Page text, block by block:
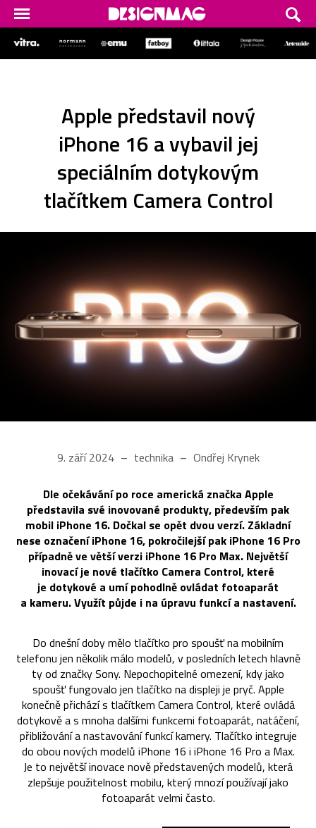
Apple představil nový
iPhone 16 a vybavil jej
speciálním dotykovým
tlačítkem Camera Control
9. září 2024 technika Ondřej Krynek
Dle očekávání po roce americká značka Apple
představila své inovované produkty, především pak
mobil iPhone 16. Dočkal se opět dvou verzí. Základní
nese označení iPhone 16, pokročilejší pak iPhone 16 Pro
případně ve větší verzi iPhone 16 Pro Max. Největší
inovací je nové tlačítko Camera Control, které
je dotykové a umí pohodlně ovládat fotoaparát
a kameru. Využít půjde i na úpravu funkcí a nastavení.
Do dnešní doby mělo tlačítko pro spoušť na mobilním
telefonu jen několik málo modelů, v posledních letech hlavně
ty od značky Sony. Nepochopitelné omezení, kdy jako
spoušť fungovalo jen tlačítko na displeji je pryč. Apple
konečně přichází s tlačítkem Camera Control, které ovládá
dotykově a s mnoha dalšími funkcemi fotoaparát, natáčení,
přibližování a nastavování funkcí kamery. Tlačítko integruje
do obou nových modelů iPhone 16 i iPhone 16 Pro a Max.
Je to největší inovace nově představených modelů, která
zlepšuje použitelnost mobilu, který mnozí používají jako
fotoaparát velmi často.